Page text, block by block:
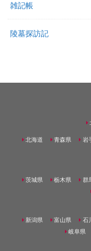
雑記帳
陵墓探訪記
北海道 青森県 岩
茨城県 栃木県 群
新潟県 富山県 石
岐阜県